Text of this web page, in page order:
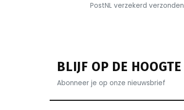
PostNL verzekerd verzonden
BLIJF OP DE HOOGTE
Abonneer je op onze nieuwsbrief